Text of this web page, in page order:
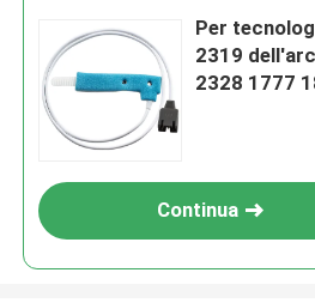
Per
2319
2328 1777
Continua